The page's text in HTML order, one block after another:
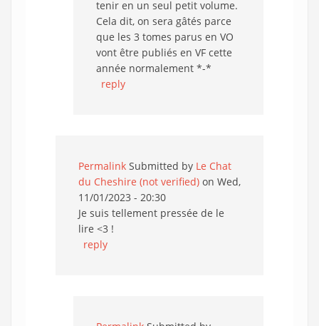
tenir en un seul petit volume.
Cela dit, on sera gâtés parce
que les 3 tomes parus en VO
vont être publiés en VF cette
année normalement *-*
reply
Permalink Submitted by Le Chat
du Cheshire (not verified) on Wed,
11/01/2023 - 20:30
Je suis tellement pressée de le
lire <3 !
reply